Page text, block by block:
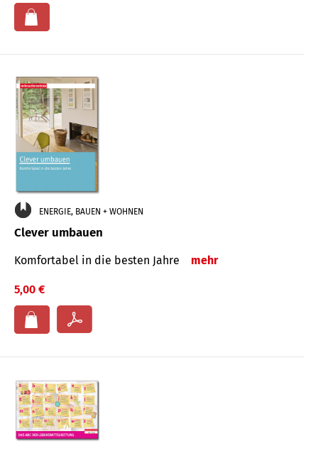
ENERGIE, BAUEN + WOHNEN
Clever umbauen
Komfortabel in die besten Jahre mehr
5,00 €